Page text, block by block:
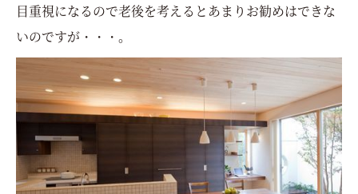
目重視になるので老後を考えるとあまりお勧めはできな
いのですが・・・。